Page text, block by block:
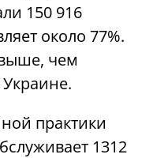
150 916
около 77%.
чем
Украине.
практики
1312